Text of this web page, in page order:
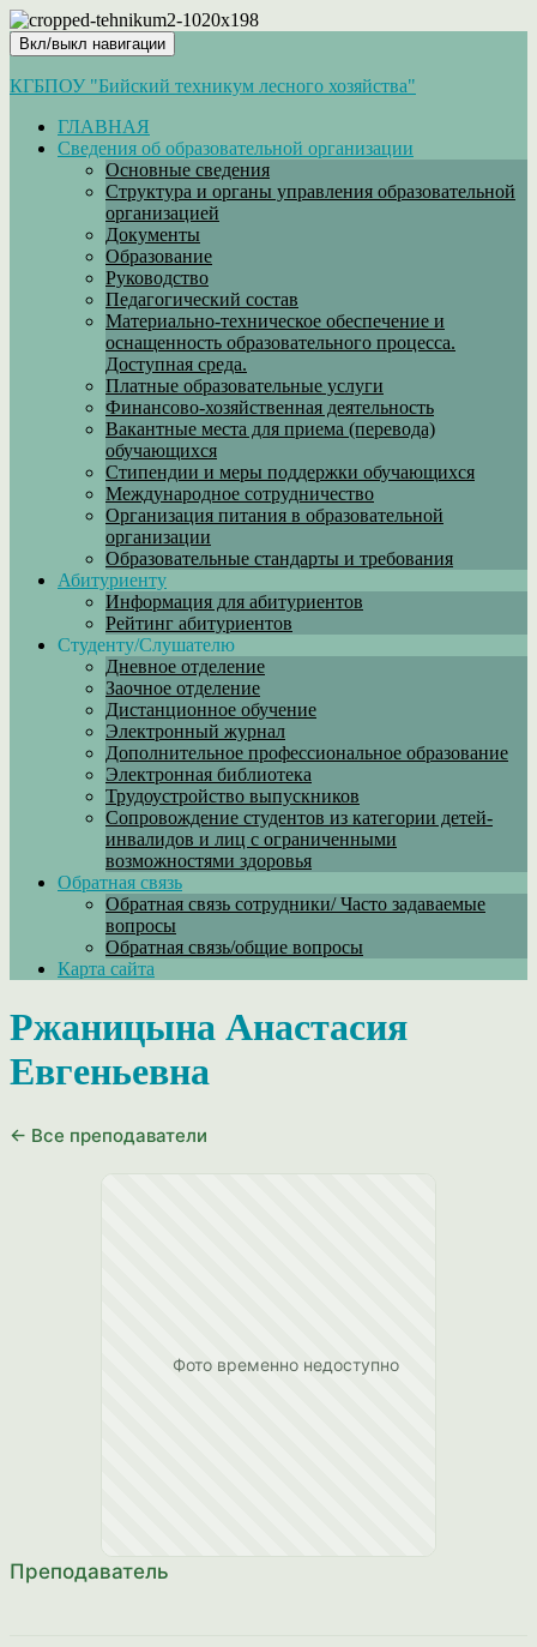
Вкл/выкл навигации
КГБПОУ "Бийский техникум лесного хозяйства"
ГЛАВНАЯ
Сведения об образовательной организации
Основные сведения
Структура и органы управления образовательной
организацией
Документы
Образование
Руководство
Педагогический состав
Материально-техническое обеспечение и
оснащенность образовательного процесса.
Доступная среда.
Платные образовательные услуги
Финансово-хозяйственная деятельность
Вакантные места для приема (перевода)
обучающихся
Стипендии и меры поддержки обучающихся
Международное сотрудничество
Организация питания в образовательной
организации
Образовательные стандарты и требования
Абитуриенту
Информация для абитуриентов
Рейтинг абитуриентов
Студенту/Слушателю
Дневное отделение
Заочное отделение
Дистанционное обучение
Электронный журнал
Дополнительное профессиональное образование
Электронная библиотека
Трудоустройство выпускников
Сопровождение студентов из категории детей-
инвалидов и лиц с ограниченными
возможностями здоровья
Обратная связь
Обратная связь сотрудники/ Часто задаваемые
вопросы
Обратная связь/общие вопросы
Карта сайта
Ржаницына Анастасия
Евгеньевна
← Все преподаватели
Преподаватель